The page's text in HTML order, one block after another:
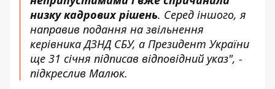
низку кадрових рішень. Серед іншого, я
направив подання на звільнення
керівника ДЗНД СБУ, а Президент України
ще 31 січня підписав відповідний указ", -
підкреслив Малюк.